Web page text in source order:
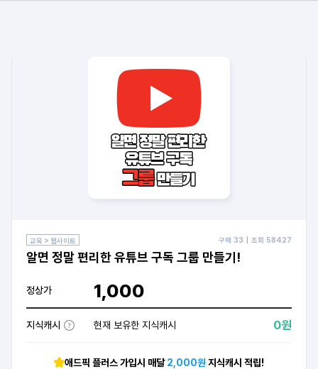
교육 > 웹사이트 구매 33 | 조회 58427
알면 정말 편리한 유튜브 구독 그룹 만들기!
정상가 1,000
지식캐시 현재 보유한 지식캐시 0원
애드픽 플러스 가입시 매달2,000원 지식캐시 적립!